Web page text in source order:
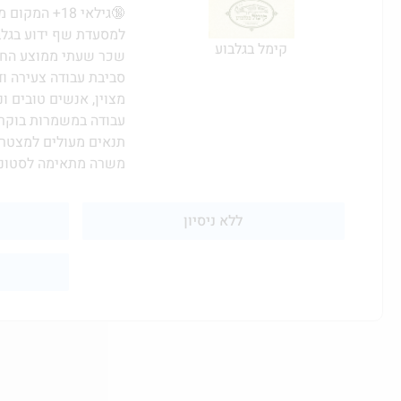
קימל בגלבוע
🔞גילאי 18+ המקום מגיש אלכוהול 🔞
למסעדת שף ידוע
שכר שעתי ממוצע החל מ- 60 ₪ (תלוי
סביבת עבודה צעירה
מצוין, אנשים טובים
עבודה במשמרות
תנאים מעולים
משרה מתאימה
ללא ניסיון